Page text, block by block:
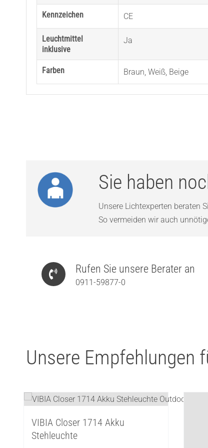
Kennzeichen CE
Leuchtmittel
inklusive
Ja
Farben Braun, Weiß, Beige
Sie haben
Unsere Lichtexperten beraten
So vermeiden wir auch
Rufen Sie unsere Berater an
0911-59877-0
Unsere Empfehlungen
VIBIA Closer 1714 Akku
Stehleuchte